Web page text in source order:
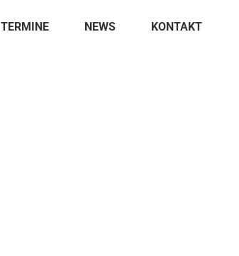
TERMINE NEWS KONTAKT